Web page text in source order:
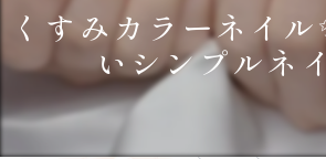
くすみカラーネイ
いシンプルネ